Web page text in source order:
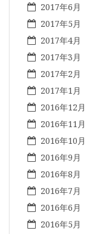
2017年6月
2017年5月
2017年4月
2017年3月
2017年2月
2017年1月
2016年12月
2016年11月
2016年10月
2016年9月
2016年8月
2016年7月
2016年6月
2016年5月